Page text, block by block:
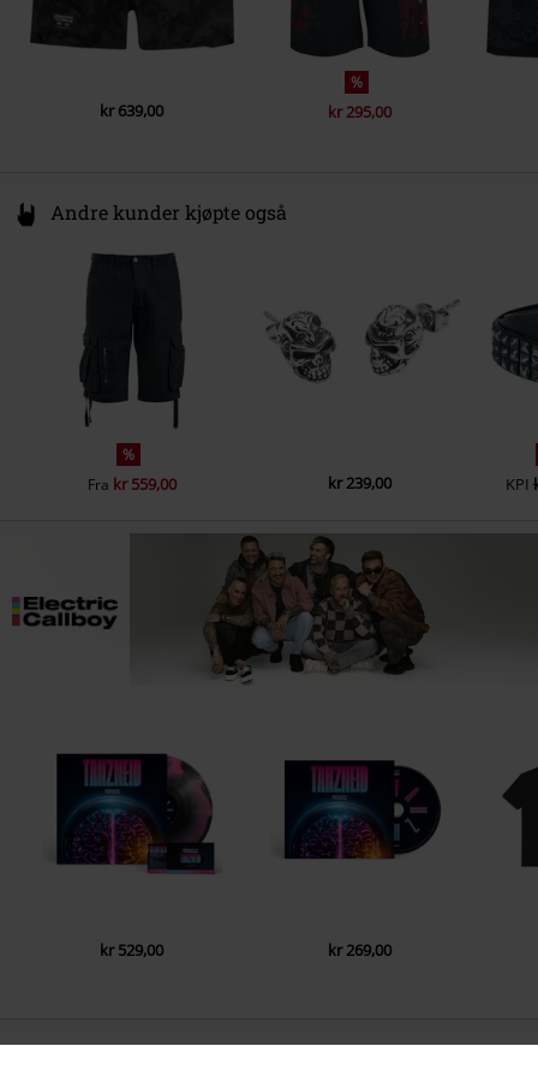
kr 639,00
%
kr 295,00
Andre kunder kjøpte også
%
Fra kr 559,00 kr 239,00 KPI
kr 529,00 kr 269,00